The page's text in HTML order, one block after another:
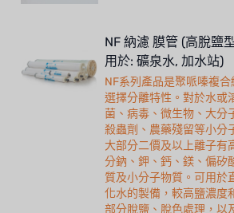
NF 納濾 膜管 (高脫鹽
用於: 礦泉水, 加水站)
NF系列產品是聚哌嗪複
選擇分離特性。對於水或
菌、病毒、微生物、大分
殺蟲劑、農藥殘留等小分
大部分二價及以上離子有
分鈉、鉀、鈣、鎂、偏矽
質及小分子物質。可用於
化水的製備，較高鹽濃度
部分脫鹽、脫色處理，以